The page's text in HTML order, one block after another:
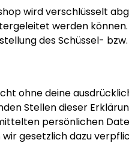
wird verschlüsselt
werden
des Schüssel-
ohne deine
Stellen dieser
persönlichen
gesetzlich dazu